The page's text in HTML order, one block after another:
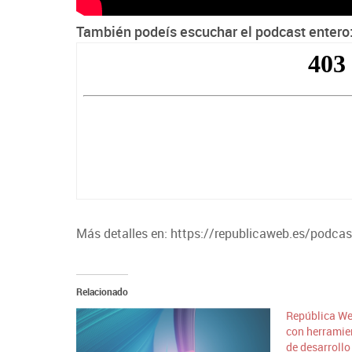
También podeís escuchar el podcast
Más detalles en: https://republicaweb.es/
Relacionado
República
con
de